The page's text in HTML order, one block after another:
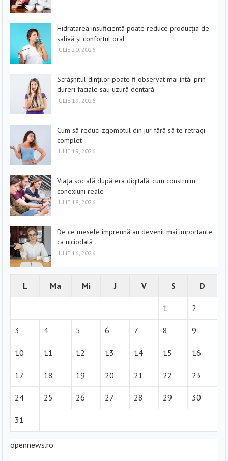
Hidratarea insuficientă poate reduce producția de
salivă și confortul oral
IULIE 20, 2026
Scrâșnitul dinților poate fi observat mai întâi prin
dureri faciale sau uzură dentară
IULIE 19, 2026
Cum să reduci zgomotul din jur fără să te retragi
complet
IULIE 19, 2026
Viața socială după era digitală: cum construim
conexiuni reale
IULIE 18, 2026
De ce mesele împreună au devenit mai importante
ca niciodată
IULIE 16, 2026
L Ma Mi J V S D
1 2
3 4 5 6 7 8 9
10 11 12 13 14 15 16
17 18 19 20 21 22 23
24 25 26 27 28 29 30
31
opennews.ro